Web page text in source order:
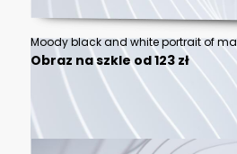
Obraz na szkle od 123 zł